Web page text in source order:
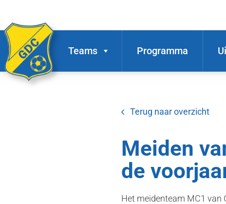
Teams Programma
Terug naar overzicht
Meiden
de
Het meidenteam MC1 van